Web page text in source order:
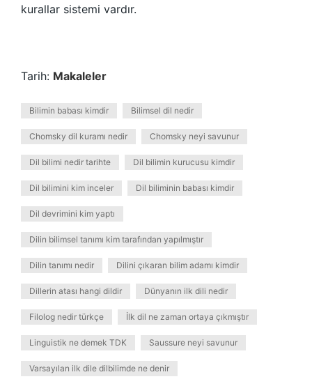
kurallar sistemi vardır.
Tarih: Makaleler
Bilimin babası kimdir Bilimsel dil nedir
Chomsky dil kuramı nedir Chomsky neyi savunur
Dil bilimi nedir tarihte Dil bilimin kurucusu kimdir
Dil bilimini kim inceler Dil biliminin babası kimdir
Dil devrimini kim yaptı
Dilin bilimsel tanımı kim tarafından yapılmıştır
Dilin tanımı nedir Dilini çıkaran bilim adamı kimdir
Dillerin atası hangi dildir Dünyanın ilk dili nedir
Filolog nedir türkçe İlk dil ne zaman ortaya çıkmıştır
Linguistik ne demek TDK Saussure neyi savunur
Varsayılan ilk dile dilbilimde ne denir